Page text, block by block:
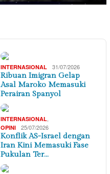
INTERNASIONAL 31/07/2026
Ribuan Imigran Gelap
Asal Maroko Memasuki
Perairan Spanyol
INTERNASIONAL
OPINI 25/07/2026
Konflik AS-Israel dengan
Iran Kini Memasuki Fase
Pukulan Ter…